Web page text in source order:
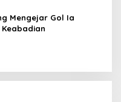
Mengejar Gol Ia